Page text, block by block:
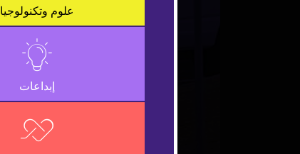
علوم وتكنولوجيا
إبداعات